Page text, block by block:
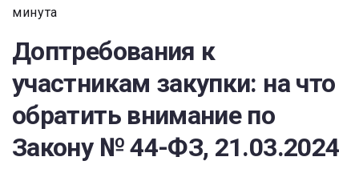
минута
Доптребования к
участникам закупки: на что
обратить внимание по
Закону № 44-ФЗ, 21.03.2024